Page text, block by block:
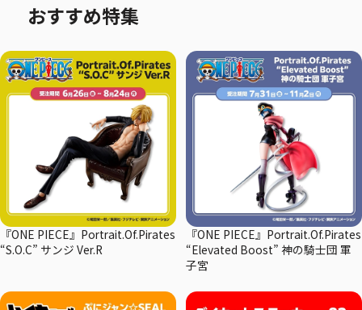
おすすめ特集
『ONE PIECE』Portrait.Of.Pirates
“S.O.C” サンジ Ver.R
『ONE PIECE』Portrait.Of.Pirates
“Elevated Boost” 神の騎士団 軍
子宮